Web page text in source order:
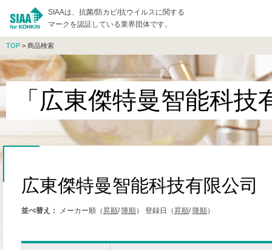
SIAAは、抗菌/防カビ/抗ウイルスに関する
マークを認証している業界団体です。
TOP > 商品検索
「広東傑特曼智能科
広東傑特曼智能科技有限公司
並べ替え： メーカー順（昇順/ 降順） 登録日（昇順/ 降順）